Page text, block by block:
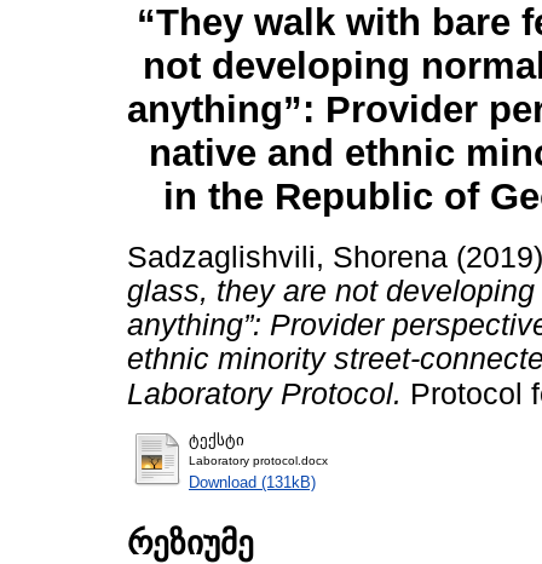
“They walk with bare
not developing
anything”: Provider
native and ethnic
in the Republic of
Sadzaglishvili, Shorena
glass, they are not
anything”: Provider
ethnic minority street-
Laboratory Protocol. Protocol
ტექსტი
Laboratory protocol.docx
Download (131kB)
რეზიუმე